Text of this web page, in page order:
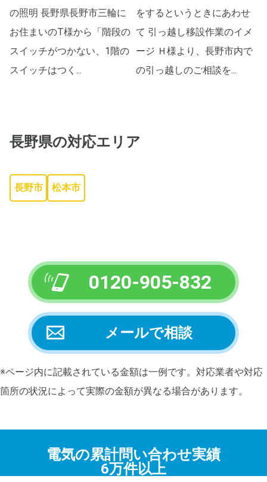
の照明 長野県長野市三輪に
お住まいのT様から「階段の
スイッチがつかない、1階の
スイッチはつく...
をするというときにあわせ
て 引っ越し移設作業のイメ
ージ Ｈ様より、長野市内で
の引っ越しのご相談を...
長野県の対応エリア
長野市 松本市
0120-905-832
メールで相談
※ページ内に記載されている金額は一例です。対応業者や対応
箇所の状況によって実際の金額が異なる場合があります。
電気の累計問い合わせ実績
6万件以上